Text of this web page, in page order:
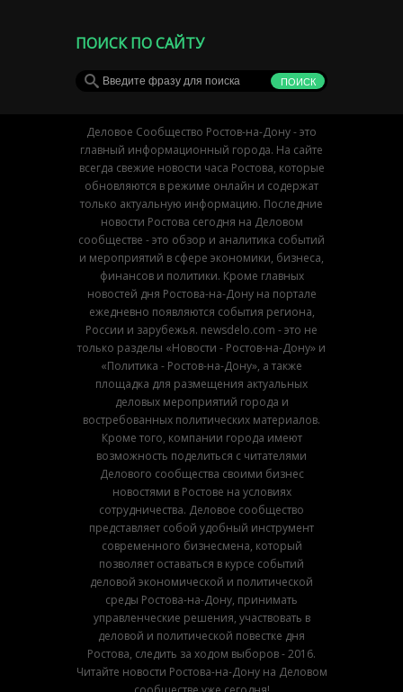
ПОИСК ПО САЙТУ
Деловое Сообщество Ростов-на-Дону - это
главный информационный города. На сайте
всегда свежие новости часа Ростова, которые
обновляются в режиме онлайн и содержат
только актуальную информацию. Последние
новости Ростова сегодня на Деловом
сообществе - это обзор и аналитика событий
и мероприятий в сфере экономики, бизнеса,
финансов и политики. Кроме главных
новостей дня Ростова-на-Дону на портале
ежедневно появляются события региона,
России и зарубежья. newsdelo.com - это не
только разделы «Новости - Ростов-на-Дону» и
«Политика - Ростов-на-Дону», а также
площадка для размещения актуальных
деловых мероприятий города и
востребованных политических материалов.
Кроме того, компании города имеют
возможность поделиться с читателями
Делового сообщества своими бизнес
новостями в Ростове на условиях
сотрудничества. Деловое сообщество
представляет собой удобный инструмент
современного бизнесмена, который
позволяет оставаться в курсе событий
деловой экономической и политической
среды Ростова-на-Дону, принимать
управленческие решения, участвовать в
деловой и политической повестке дня
Ростова, следить за ходом выборов - 2016.
Читайте новости Ростова-на-Дону на Деловом